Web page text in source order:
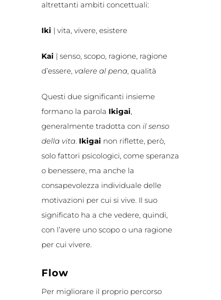
altrettanti ambiti concettuali:
Iki | vita, vivere, esistere
Kai | senso, scopo, ragione, ragione
d’essere, valere al pena, qualità
Questi due significanti insieme
formano la parola Ikigai,
generalmente tradotta con il senso
della vita. Ikigai non riflette, però,
solo fattori psicologici, come speranza
o benessere, ma anche la
consapevolezza individuale delle
motivazioni per cui si vive. Il suo
significato ha a che vedere, quindi,
con l’avere uno scopo o una ragione
per cui vivere.
Flow
Per migliorare il proprio percorso